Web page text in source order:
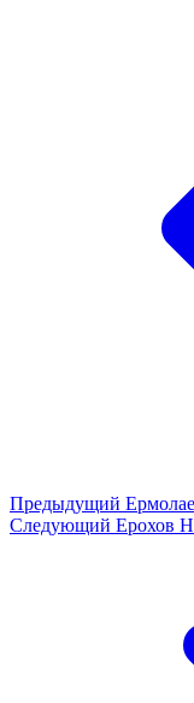
Предыдущий
Следующий Ерохов